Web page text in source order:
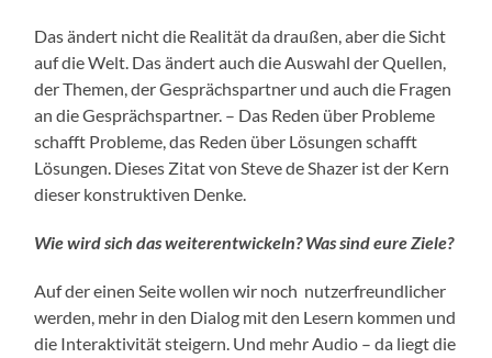
Das ändert nicht die Realität da draußen, aber die Sicht
auf die Welt. Das ändert auch die Auswahl der Quellen,
der Themen, der Gesprächspartner und auch die Fragen
an die Gesprächspartner. – Das Reden über Probleme
schafft Probleme, das Reden über Lösungen schafft
Lösungen. Dieses Zitat von Steve de Shazer ist der Kern
dieser konstruktiven Denke.
Wie wird sich das weiterentwickeln? Was sind eure Ziele?
Auf der einen Seite wollen wir noch nutzerfreundlicher
werden, mehr in den Dialog mit den Lesern kommen und
die Interaktivität steigern. Und mehr Audio – da liegt die